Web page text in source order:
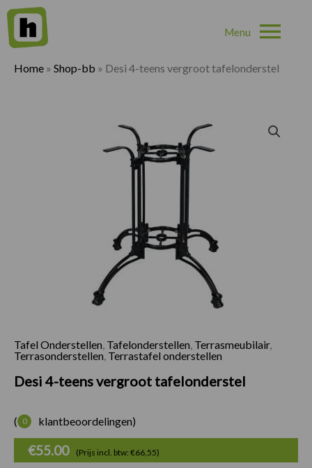
Home » Shop-bb » Desi 4-teens vergroot tafelonderstel
Tafel Onderstellen Tafelonderstellen Terrasmeubilair,
Terrasonderstellen Terrastafel onderstellen
Desi 4-teens vergroot tafelonderstel
( 0 klantbeoordelingen)
€55.00 (Prijs incl. btw: €66,55)
Desi 4-teens